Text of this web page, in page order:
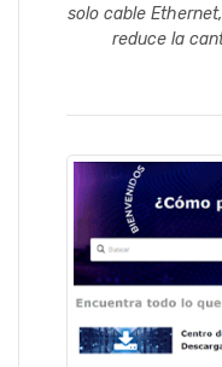
solo cable
reduce la